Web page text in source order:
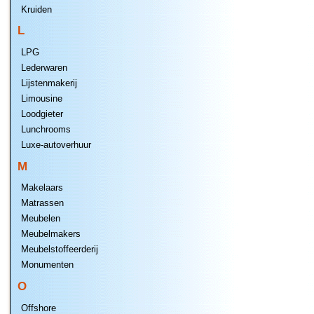
Kruiden
L
LPG
Lederwaren
Lijstenmakerij
Limousine
Loodgieter
Lunchrooms
Luxe-autoverhuur
M
Makelaars
Matrassen
Meubelen
Meubelmakers
Meubelstoffeerderij
Monumenten
O
Offshore